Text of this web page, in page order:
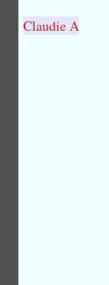
Claudie A